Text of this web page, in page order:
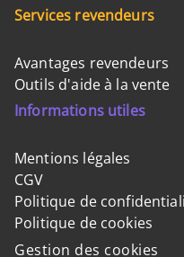
Services revendeurs
Avantages revendeurs
Outils d'aide à la vente
Informations utiles
Mentions légales
CGV
Politique de
Politique de cookies
Gestion des cookies